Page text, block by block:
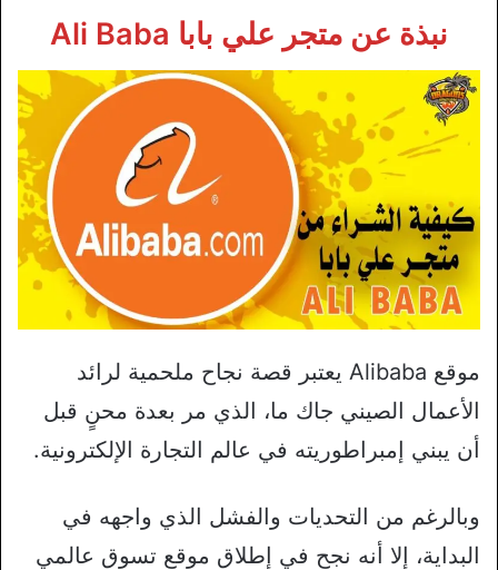
نبذة عن متجر علي بابا Ali Baba
موقع Alibaba يعتبر قصة نجاح ملحمية لرائد
الأعمال الصيني جاك ما، الذي مر بعدة محنٍ قبل
أن يبني إمبراطوريته في عالم التجارة الإلكترونية.
وبالرغم من التحديات والفشل الذي واجهه في
البداية، إلا أنه نجح في إطلاق موقع تسوق عالمي